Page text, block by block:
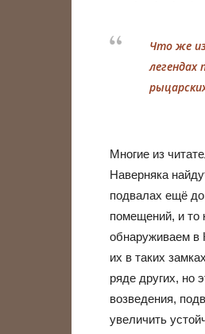
Что же
легендах
Многие из
Наверняка
подвалах ещё до
помещений, и то
обнаруживаем в
их в таких
ряде других, но
возведения,
увеличить